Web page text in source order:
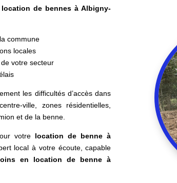
location de bennes à Albigny-
commune
locales
votre secteur
les difficultés d’accès dans
ville, zones résidentielles,
et de la benne.
votre location de benne à
local à votre écoute, capable
en location de benne à